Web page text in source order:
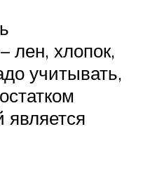
лен, хлопок,
учитывать,
является